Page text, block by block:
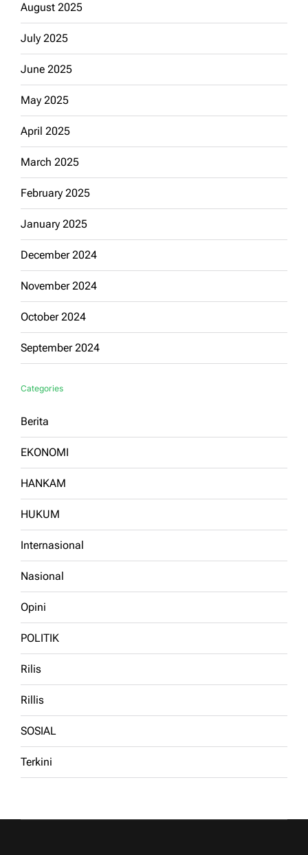
August 2025
July 2025
June 2025
May 2025
April 2025
March 2025
February 2025
January 2025
December 2024
November 2024
October 2024
September 2024
Categories
Berita
EKONOMI
HANKAM
HUKUM
Internasional
Nasional
Opini
POLITIK
Rilis
Rillis
SOSIAL
Terkini